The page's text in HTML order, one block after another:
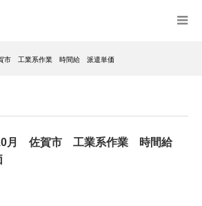
市 工業系作業 時間給 派遣単価
月 佐賀市 工業系作業 時間給